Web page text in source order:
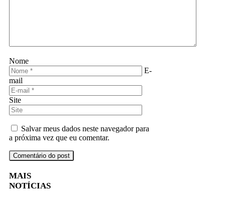
Nome
E-
mail
Site
Salvar meus dados neste navegador para
a próxima vez que eu comentar.
MAIS
NOTÍCIAS